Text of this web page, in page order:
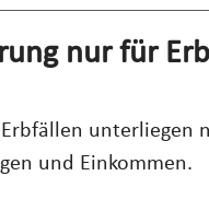
nur für
unterliegen
und Einkommen.